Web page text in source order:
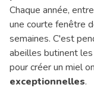
Chaque année,
une courte fenêtre
semaines. C'est
abeilles butinent
pour créer un miel
exceptionnelles.